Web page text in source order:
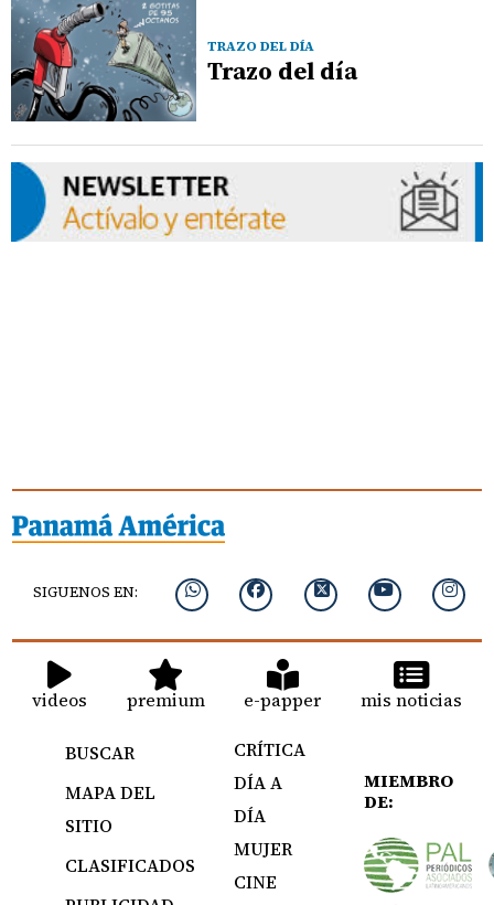
TRAZO DEL DÍA
Trazo del día
SIGUENOS EN:
videos premium e-papper mis noticias
BUSCAR
MAPA DEL
SITIO
CLASIFICADOS
CRÍTICA
DÍA A
DÍA
MUJER
CINE
MIEMBRO
DE: